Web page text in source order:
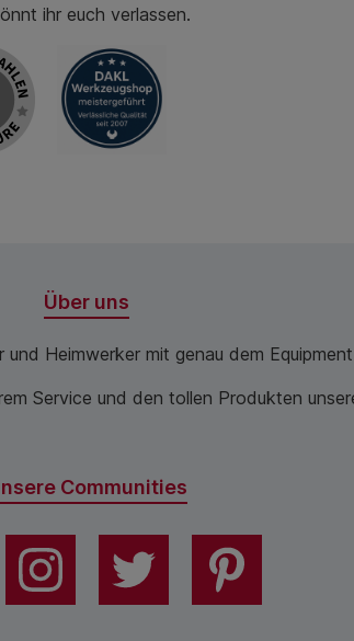
ihr euch verlassen.
Über uns
Heimwerker mit genau dem
Service und den tollen Produkten
Communities